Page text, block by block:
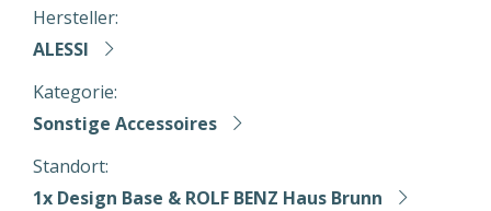
Hersteller:
ALESSI
Kategorie:
Sonstige Accessoires
Standort:
1x Design Base & ROLF BENZ Haus Brunn